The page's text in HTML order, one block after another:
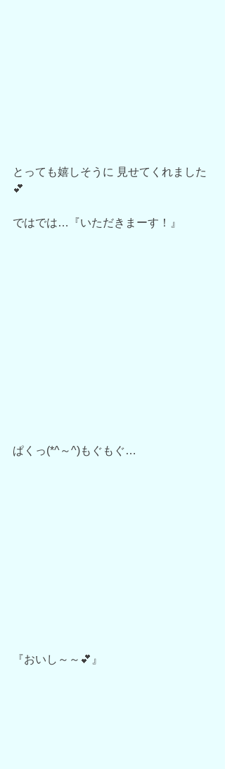
とっても嬉しそうに 見せてくれました
💕
ではでは…『いただきまーす！』
ぱくっ(*^～^)もぐもぐ…
『おいし～～💕』